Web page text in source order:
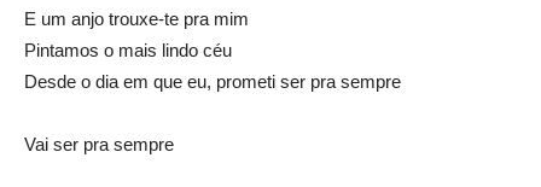
E um anjo trouxe-te pra mim
Pintamos o mais lindo céu
Desde o dia em que eu, prometi ser pra sempre
Vai ser pra sempre